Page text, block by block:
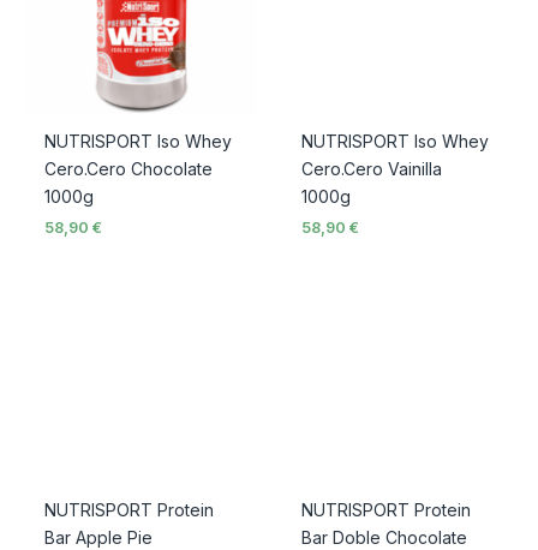
NUTRISPORT Iso Whey
Cero.Cero Chocolate
1000g
58,90 €
NUTRISPORT Iso Whey
Cero.Cero Vainilla
1000g
58,90 €
NUTRISPORT Protein
Bar Apple Pie
NUTRISPORT Protein
Bar Doble Chocolate